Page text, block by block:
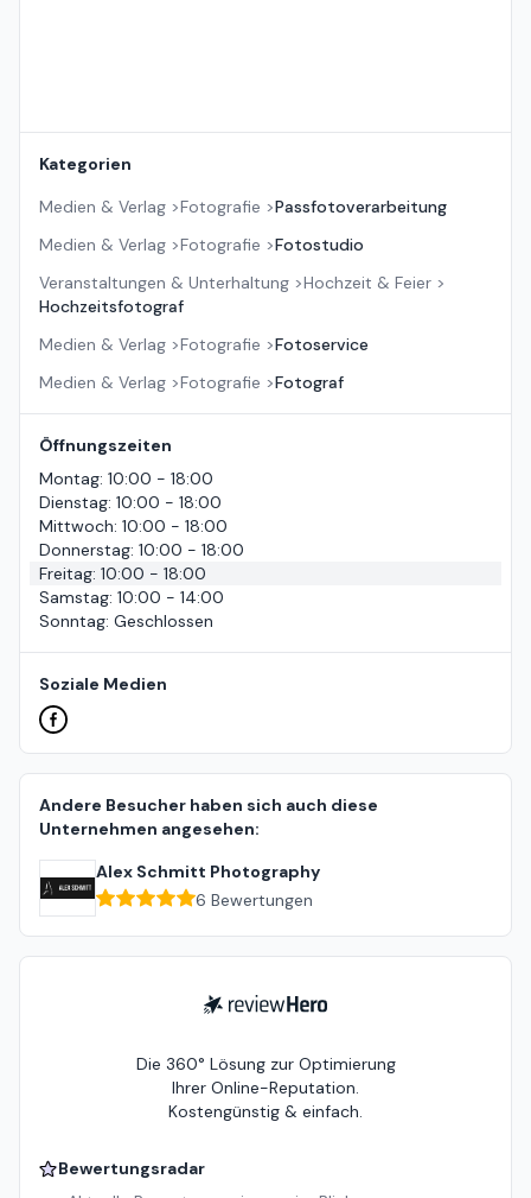
Kategorien
Medien & Verlag >Fotografie >Passfotoverarbeitung
Medien & Verlag >Fotografie >Fotostudio
Veranstaltungen & Unterhaltung >Hochzeit & Feier >
Hochzeitsfotograf
Medien & Verlag >Fotografie >Fotoservice
Medien & Verlag >Fotografie >Fotograf
Öffnungszeiten
Montag: 10:00 - 18:00
Dienstag: 10:00 - 18:00
Mittwoch: 10:00 - 18:00
Donnerstag: 10:00 - 18:00
Freitag: 10:00 - 18:00
Samstag: 10:00 - 14:00
Sonntag: Geschlossen
Soziale Medien
Andere Besucher haben sich auch diese
Unternehmen angesehen:
Alex Schmitt Photography
6 Bewertungen
ReviewHero
Die 360° Lösung zur Optimierung
Ihrer Online-Reputation.
Kostengünstig & einfach.
Bewertungsradar